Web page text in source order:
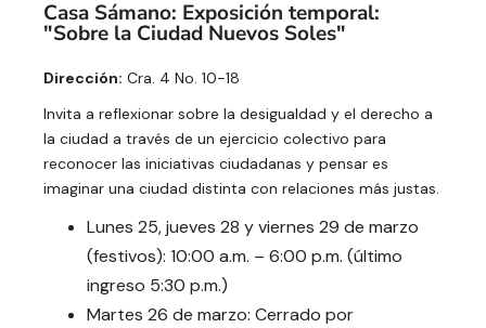
Casa Sámano: Exposición temporal:
"Sobre la Ciudad Nuevos Soles"
Dirección: Cra. 4 No. 10-18
Invita a reflexionar sobre la desigualdad y el derecho a
la ciudad a través de un ejercicio colectivo para
reconocer las iniciativas ciudadanas y pensar es
imaginar una ciudad distinta con relaciones más justas.
Lunes 25, jueves 28 y viernes 29 de marzo
(festivos): 10:00 a.m. – 6:00 p.m. (último
ingreso 5:30 p.m.)
Martes 26 de marzo: Cerrado por